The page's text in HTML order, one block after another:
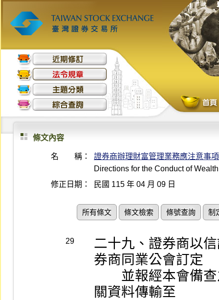
條文內容
名 稱：
證券商辦理財富管理業務應注意事項
Directions for the Conduct of
修正日期：
民國 115 年 04 月 09 日
所有條文 條文檢索 條號查詢 制
29
二十九、證券商以
券商同業公會訂定
關資料傳輸至